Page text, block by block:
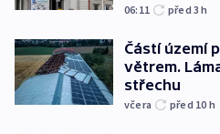
06:11 před 3h
Částí území
větrem.
střechu
včera před 10 h